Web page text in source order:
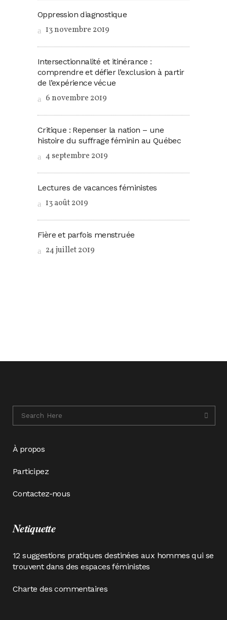
Oppression diagnostique
13 novembre 2019
Intersectionnalité et itinérance :
comprendre et défier l’exclusion à partir
de l’expérience vécue
6 novembre 2019
Critique : Repenser la nation – une
histoire du suffrage féminin au Québec
4 septembre 2019
Lectures de vacances féministes
13 août 2019
Fière et parfois menstruée
24 juillet 2019
À propos
Participez
Contactez-nous
Netiquette
12 suggestions pratiques destinées aux hommes qui se
trouvent dans des espaces féministes
Charte des commentaires